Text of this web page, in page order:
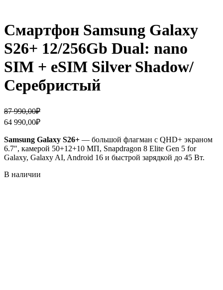
Смартфон Samsung Galaxy
S26+ 12/256Gb Dual: nano
SIM + eSIM Silver Shadow/
Серебристый
87 990,00₽
Первоначальная
цена
составляла
87
990,00₽.
64 990,00₽
Текущая
цена:
64
990,00₽.
Samsung Galaxy S26+ — большой флагман с QHD+ экраном
6.7″, камерой 50+12+10 МП, Snapdragon 8 Elite Gen 5 for
Galaxy, Galaxy AI, Android 16 и быстрой зарядкой до 45 Вт.
В наличии